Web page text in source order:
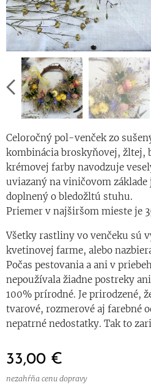
Celoročný pol-venček zo
kombinácia broskyňovej, žltej,
krémovej farby navodzuje
uviazaný na viničovom
doplnený o bledožltú stuhu.
Priemer v najširšom mieste je
Všetky rastliny vo venčeku sú
kvetinovej farme, alebo
Počas pestovania a ani v
nepoužívala žiadne postreky
100% prírodné. Je prirodzené,
tvarové, rozmerové aj farebné
nepatrné nedostatky. Tak to
33,00 €
nezahŕňa cenu dopravy